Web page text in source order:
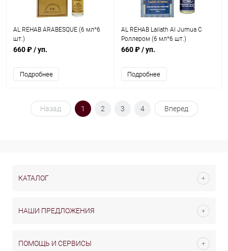
AL REHAB ARABESQUE (6 мл*6
шт.)
660 ₽/ уп.
Подробнее
AL REHAB Lailath Al Jumua С
Роллером (6 мл*6 шт.)
660 ₽/ уп.
Подробнее
Назад 1 2 3 4 Вперед
КАТАЛОГ
НАШИ ПРЕДЛОЖЕНИЯ
ПОМОЩЬ И СЕРВИСЫ